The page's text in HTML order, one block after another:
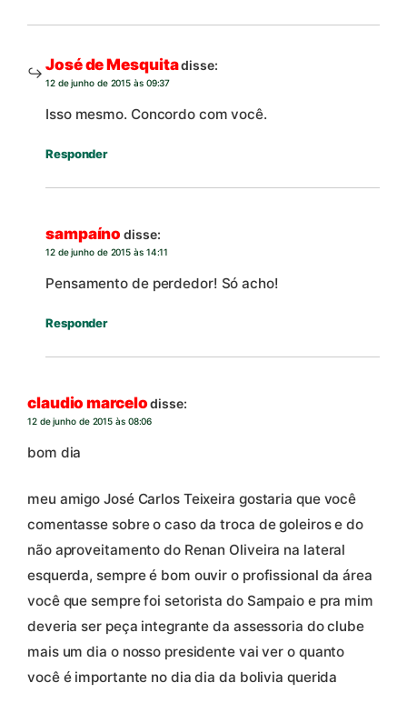
José de Mesquitadisse:
12 de junho de 2015 às 09:37
Isso mesmo. Concordo com você.
Responder
sampaíno disse:
12 de junho de 2015 às 14:11
Pensamento de perdedor! Só acho!
Responder
claudio marcelo disse:
12 de junho de 2015 às 08:06
bom dia
meu amigo José Carlos Teixeira gostaria que você
comentasse sobre o caso da troca de goleiros e do
não aproveitamento do Renan Oliveira na lateral
esquerda, sempre é bom ouvir o profissional da área
você que sempre foi setorista do Sampaio e pra mim
deveria ser peça integrante da assessoria do clube
mais um dia o nosso presidente vai ver o quanto
você é importante no dia dia da bolivia querida